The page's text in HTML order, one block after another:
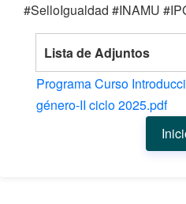
#SelloIgualdad #INAMU
Lista de Adjuntos
Programa Curso
género-II ciclo 2025.pdf